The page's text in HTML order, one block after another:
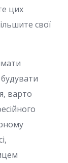
цих
свої
варто